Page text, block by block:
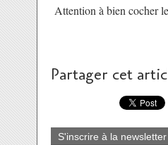
Attention à bien cocher
Partager cet
S'inscrire à la newsletter